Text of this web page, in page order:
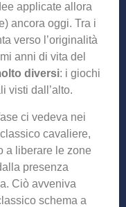
applicate allora
ancora oggi. Tra i
verso l’originalità
anni di vita del
diversi: i giochi
visti dall’alto.
ci vedeva nei
cavaliere,
a liberare le zone
presenza
Ciò avveniva
schema a